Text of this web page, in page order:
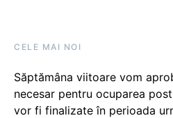
CELE MAI NOI
Săptămâna viitoare vom
necesar pentru ocuparea
vor fi finalizate în perioada